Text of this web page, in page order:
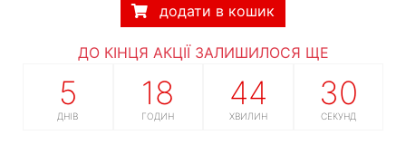
додати в кошик
ДО КІНЦЯ АКЦІЇ ЗАЛИШИЛОСЯ ЩЕ
5
ДНІВ
18
ГОДИН
44
ХВИЛИН
30
СЕКУНД